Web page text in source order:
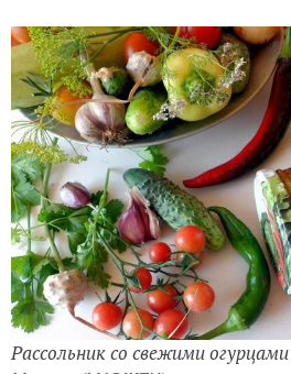
Рассольник со свежими